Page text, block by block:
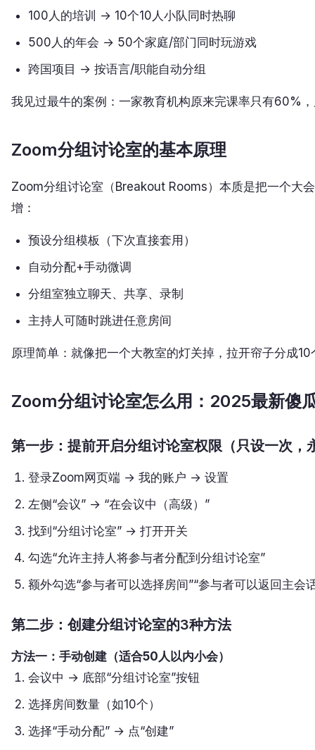
100人的培训 → 10个10人小队同时热聊
500人的年会 → 50个家庭/部门同时玩游戏
跨国项目 → 按语言/职能自动分组
我见过最牛的案例：一家教育机构原来完课率只有60%
Zoom分组讨论室的基本原理
Zoom分组讨论室（Breakout Rooms）本质是把一个大
增：
预设分组模板（下次直接套用）
自动分配+手动微调
分组室独立聊天、共享、录制
主持人可随时跳进任意房间
原理简单：就像把一个大教室的灯关掉，拉开帘子分成
Zoom分组讨论室怎么用：2025最新傻
第一步：提前开启分组讨论室权限（只设一次，
登录Zoom网页端 → 我的账户 → 设置
左侧“会议” → “在会议中（高级）”
找到“分组讨论室” → 打开开关
勾选“允许主持人将参与者分配到分组讨论室”
额外勾选“参与者可以选择房间”“参与者可以返回主会
第二步：创建分组讨论室的3种方法
方法一：手动创建（适合50人以内小会）
会议中 → 底部“分组讨论室”按钮
选择房间数量（如10个）
选择“手动分配” → 点“创建”